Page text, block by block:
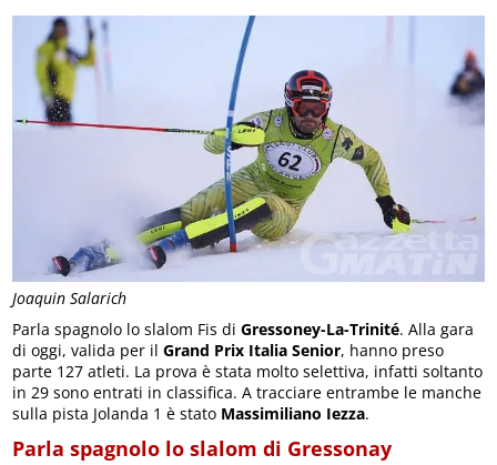
Joaquin Salarich
Parla spagnolo lo slalom Fis diGressoney-La-Trinité. Alla gara
di oggi, valida per ilGrand Prix Italia Senior, hanno preso
parte 127 atleti. La prova è stata molto selettiva, infatti soltanto
in 29 sono entrati in classifica. A tracciare entrambe le manche
sulla pista Jolanda 1 è stato Massimiliano Iezza.
Parla spagnolo lo slalom di Gressonay